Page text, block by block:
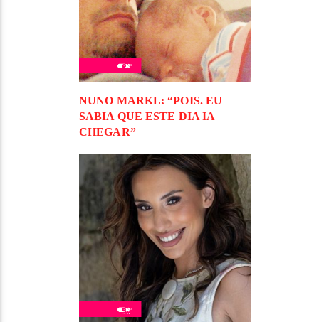
NUNO MARKL: “POIS. EU
SABIA QUE ESTE DIA IA
CHEGAR”